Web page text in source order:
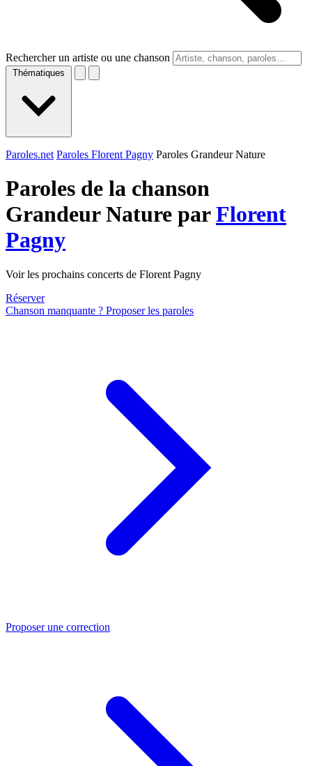
Rechercher un artiste ou une chanson
Thématiques
Paroles.net Paroles Florent Pagny Paroles Grandeur Nature
Paroles de la chanson
Grandeur Nature parFlorent
Pagny
Voir les prochains concerts de Florent Pagny
Réserver
Chanson manquante ? Proposer les paroles
Proposer une correction